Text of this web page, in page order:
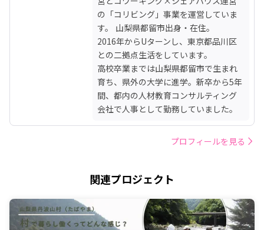
の「コリビング」事業を運営していま
す。 山梨県都留市出身・在住。
2016年からUターンし、東京都品川区
との二拠点生活をしています。
高校卒業までは山梨県都留市で生まれ
育ち、県外の大学に進学。新卒から5年
間、都内の人材教育コンサルティング
会社で人事として勤務していました。
プロフィールを見る
関連プロジェクト